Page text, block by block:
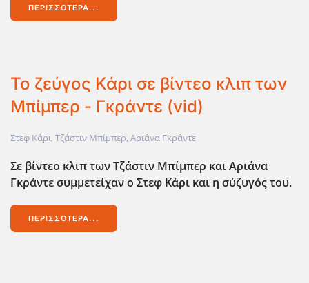
ΠΕΡΙΣΣΌΤΕΡΑ...
Το ζεύγος Κάρι σε βίντεο κλιπ των
Μπίμπερ - Γκράντε (vid)
Στεφ Κάρι,Τζάστιν Μπίμπερ,Αριάνα Γκράντε
Σε βίντεο κλιπ των Τζάστιν Μπίμπερ και Αριάνα
Γκράντε συμμετείχαν ο Στεφ Κάρι και η σύζυγός του.
ΠΕΡΙΣΣΌΤΕΡΑ...